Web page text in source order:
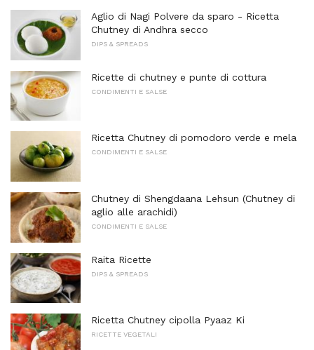
Aglio di Nagi Polvere da sparo - Ricetta
Chutney di Andhra secco
DIPS & SPREADS
Ricette di chutney e punte di cottura
CONDIMENTI E SALSE
Ricetta Chutney di pomodoro verde e mela
CONDIMENTI E SALSE
Chutney di Shengdaana Lehsun (Chutney di
aglio alle arachidi)
CONDIMENTI E SALSE
Raita Ricette
DIPS & SPREADS
Ricetta Chutney cipolla Pyaaz Ki
RICETTE VEGETALI